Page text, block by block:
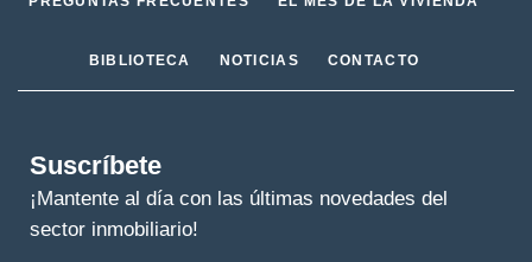
BIBLIOTECA NOTICIAS CONTACTO
Suscríbete
¡Mantente al día con las últimas novedades del
sector inmobiliario!